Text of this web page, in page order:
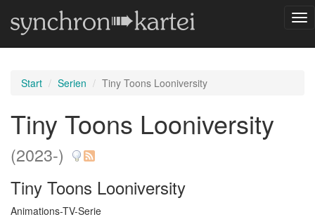
Start Serien Tiny Toons Looniversity
Tiny Toons Looniversity
(2023-)
Tiny Toons Looniversity
Animations-TV-Serie